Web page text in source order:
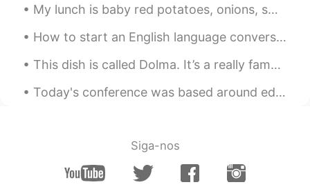
My lunch is baby red potatoes, onions, sweet peppers, and bacon with apple cider to drink. Who wa...
How to start an English language conversation! As an English teacher, one of the most common que...
This dish is called Dolma. It’s a really famous dish In the Middle East . Dolmas prepared with ol...
Today's conference was based around education and how we can see education from different perspec...
Siga-nos